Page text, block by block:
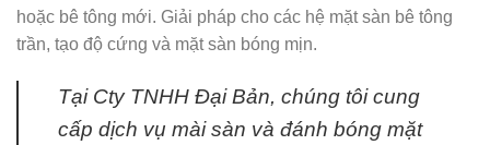
hoặc bê tông mới. Giải pháp cho các hệ mặt sàn bê tông
trần, tạo độ cứng và mặt sàn bóng mịn.
Tại Cty TNHH Đại Bản, chúng tôi cung
cấp dịch vụ mài sàn và đánh bóng mặt